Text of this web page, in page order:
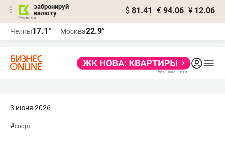
забронируй
валюту
$ 81.41 € 94.06 ¥ 12.06
Челны17.1° Москва22.9°
3 июня 2026
#спорт